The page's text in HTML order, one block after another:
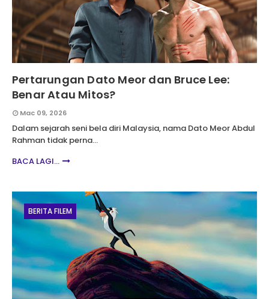
Pertarungan Dato Meor dan Bruce Lee:
Benar Atau Mitos?
Mac 09, 2026
Dalam sejarah seni bela diri Malaysia, nama Dato Meor Abdul
Rahman tidak perna…
BACA LAGI...
BERITA FILEM